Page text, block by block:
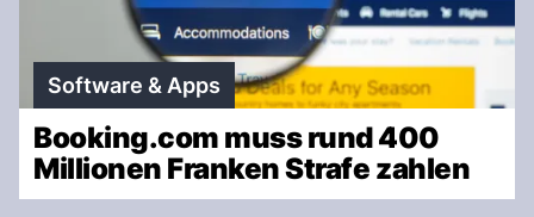
Software & Apps
Booking.com muss rund 400
Millionen Franken Strafe zahlen